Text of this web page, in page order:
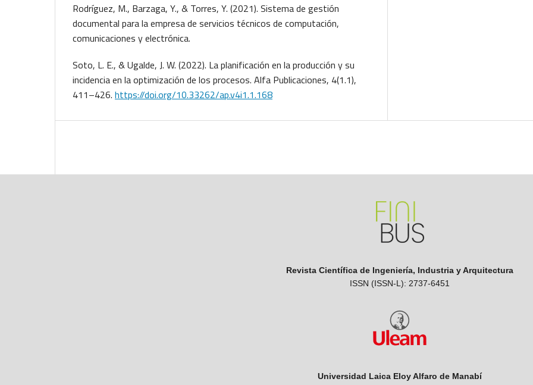
Rodríguez, M., Barzaga, Y., & Torres, Y. (2021). Sistema de gestión
documental para la empresa de servicios técnicos de computación,
comunicaciones y electrónica.
Soto, L. E., & Ugalde, J. W. (2022). La planificación en la producción y su
incidencia en la optimización de los procesos. Alfa Publicaciones, 4(1.1),
411–426. https://doi.org/10.33262/ap.v4i1.1.168
Revista Científica de Ingeniería, Industria y Arquitectura
ISSN (ISSN-L): 2737-6451
Universidad Laica Eloy Alfaro de Manabí